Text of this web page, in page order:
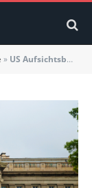
» US Aufsichtsbehörde OCC erteilt Banken Erlaubnis zur Nutzung von Stablecoins